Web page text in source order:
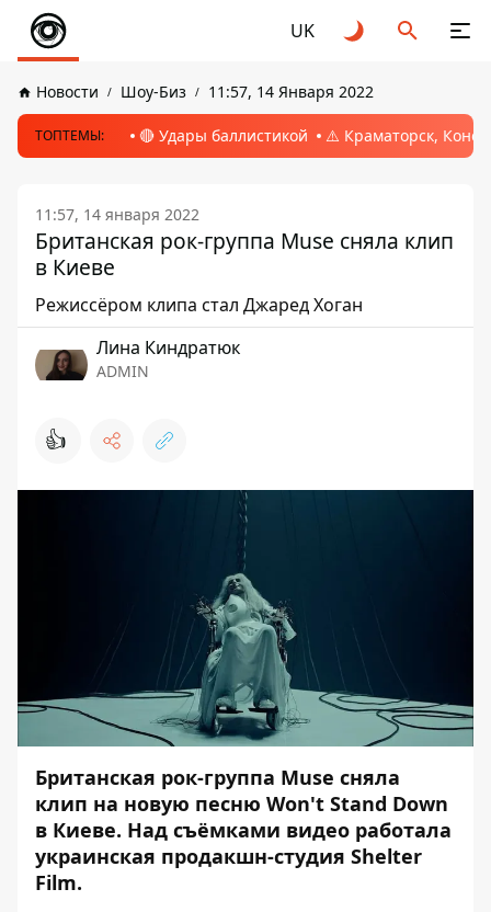
UK
Новости Шоу-Биз 11:57, 14 Января 2022
ТОПТЕМЫ: 🔴 Удары баллистикой ⚠️ Краматорск,
11:57, 14 января 2022
Британская рок-группа Muse сняла клип
в Киеве
Режиссёром клипа стал Джаред Хоган
Лина Киндратюк
ADMIN
👍
Британская рок-группа Muse сняла
клип на новую песню Won't Stand Down
в Киеве. Над съёмками видео работала
украинская продакшн-студия Shelter
Film.